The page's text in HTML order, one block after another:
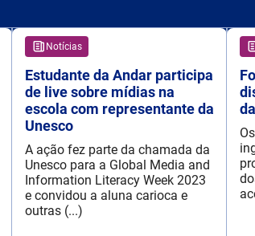
Notícias
Estudante da Andar participa
de live sobre mídias na
escola com representante da
Unesco
A ação fez parte da chamada da
Unesco para a Global Media and
Information Literacy Week 2023
e convidou a aluna carioca e
outras (...)